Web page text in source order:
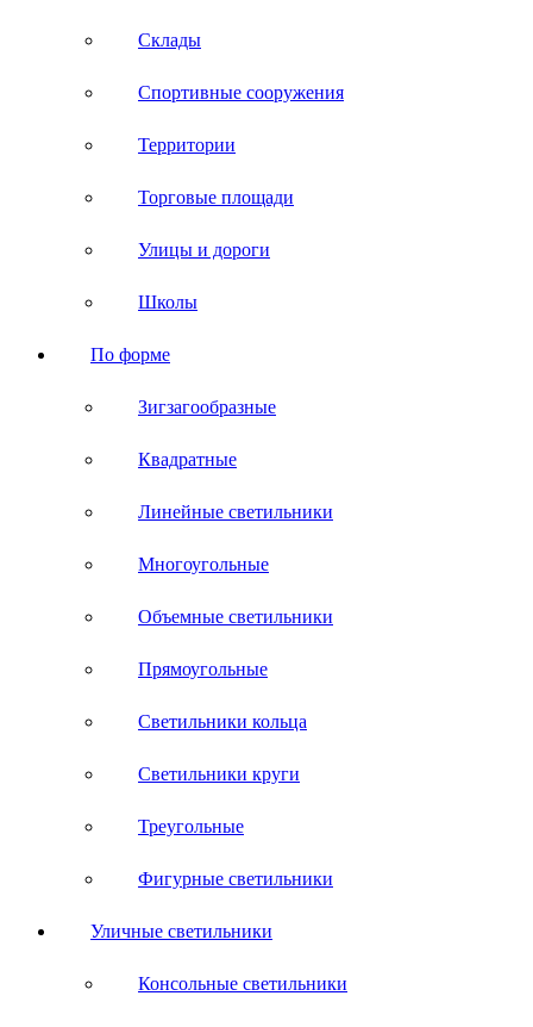
Склады
Спортивные сооружения
Территории
Торговые площади
Улицы и дороги
Школы
По форме
Зигзагообразные
Квадратные
Линейные светильники
Многоугольные
Объемные светильники
Прямоугольные
Светильники кольца
Светильники круги
Треугольные
Фигурные светильники
Уличные светильники
Консольные светильники